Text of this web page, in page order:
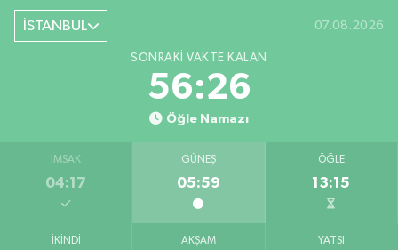
İSTANBUL 07.08.2026
SONRAKI VAKTE KALAN
56:26
Öğle Namazı
İMSAK
04:17
GÜNEŞ
05:59
ÖĞLE
13:15
İKINDI AKŞAM YATSI